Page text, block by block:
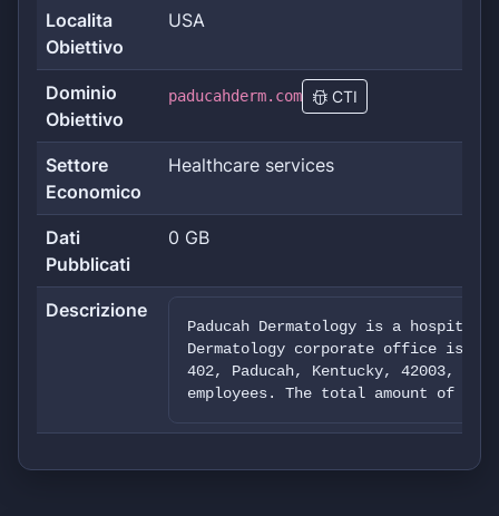
Localita
Obiettivo
USA
Dominio
Obiettivo
paducahderm.com CTI
Settore
Economico
Healthcare services
Dati
Pubblicati
0 GB
Descrizione
Paducah Dermatology is a hospital
Dermatology corporate office is
402, Paducah, Kentucky, 42003,
employees. The total amount of